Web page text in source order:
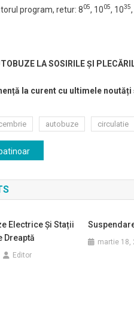
program, retur: 805, 1005, 1035
LA SOSIRILE ȘI
la curent cu ultimele
autobuze circulatie
Electrice Și Stații
Dreaptă
Editor
martie 18,